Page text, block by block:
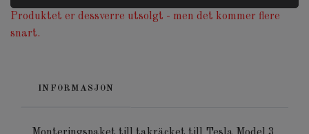
Produktet er dessverre utsolgt - men det kommer flere
snart.
INFORMASJON